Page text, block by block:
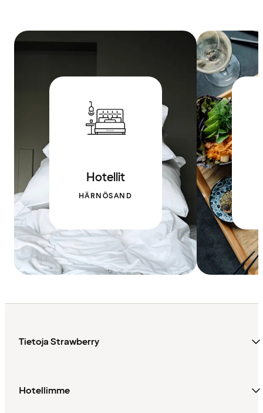
Hotellit
HÄRNÖSAND
Tietoja Strawberry
Hotellimme